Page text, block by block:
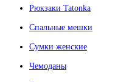
Рюкзаки Tatonka
Спальные мешки
Сумки женские
Чемоданы